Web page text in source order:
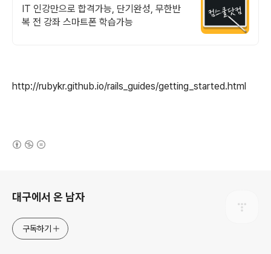
티콘!
IT 인강만으로 합격가능, 단기완성, 무한반
복 전 강좌 스마트폰 학습가능
http://rubykr.github.io/rails_guides/getting_started.html
대구에서 온 남자
구독하기